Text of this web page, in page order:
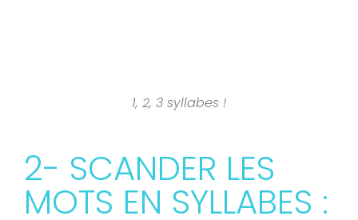
1, 2, 3 syllabes !
2- SCANDER LES
MOTS EN SYLLABES :